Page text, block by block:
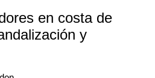
en costa de
y